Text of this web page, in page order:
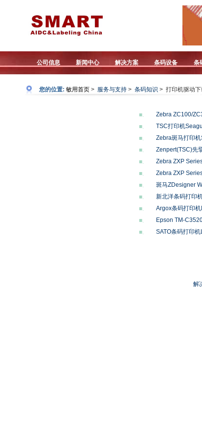
公司信息 新闻中心 解决方案 条码设备 条
您的位置: 敏用首页 > 服务与支持 > 条码知识 > 打印机驱动
■. Zebra ZC100/
■.
TSC打印机
■.
Zebra斑马打印
■.
Zenpert(TSC)先
■.
Zebra ZXP
■.
Zebra ZXP
■.
斑马ZDesigner
■.
新北洋条码打印
■.
Argox条码打印
■.
Epson TM-
■.
SATO条码打印
解